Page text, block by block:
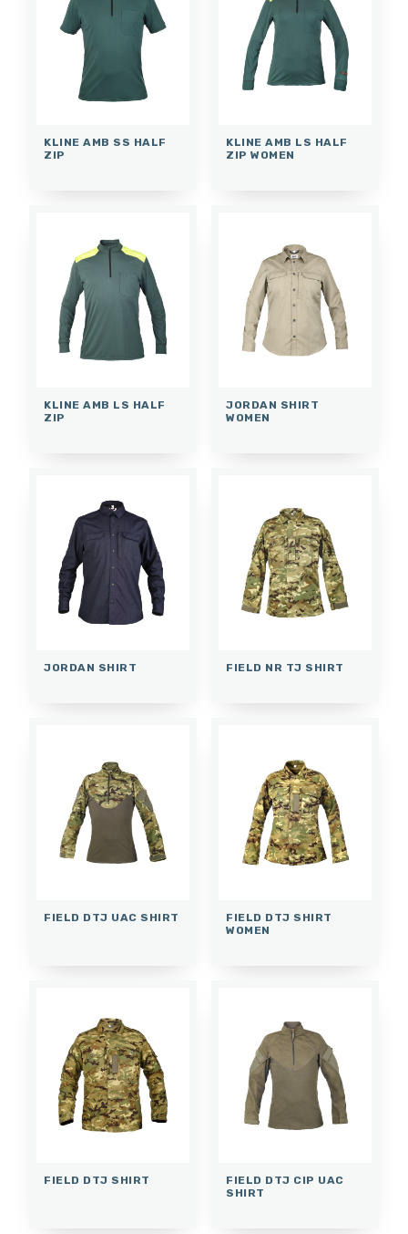
KLINE AMB SS HALF
ZIP
KLINE AMB LS HALF
ZIP WOMEN
KLINE AMB LS HALF
ZIP
JORDAN SHIRT
WOMEN
JORDAN SHIRT FIELD NR TJ SHIRT
FIELD DTJ UAC SHIRT
FIELD DTJ SHIRT
WOMEN
FIELD DTJ SHIRT
FIELD DTJ CIP UAC
SHIRT